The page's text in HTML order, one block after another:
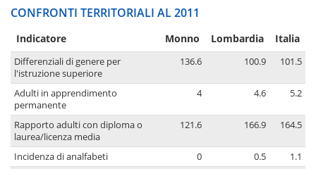
CONFRONTI TERRITORIALI AL 2011
Indicatore Monno Lombardia Italia
Differenziali di genere per
l'istruzione superiore
136.6 100.9 101.5
Adulti in apprendimento
permanente
4 4.6 5.2
Rapporto adulti con diploma o
laurea/licenza media
121.6 166.9 164.5
Incidenza di analfabeti 0 0.5
1.1